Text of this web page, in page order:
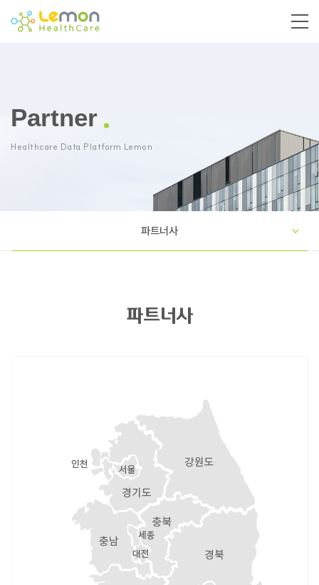
Partner
Healthcare Data Platform Lemon
파트너사
파트너사